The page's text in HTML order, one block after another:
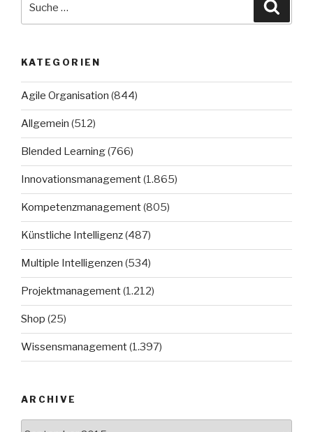
KATEGORIEN
Agile Organisation (844)
Allgemein (512)
Blended Learning(766)
Innovationsmanagement(1.865)
Kompetenzmanagement(805)
Künstliche Intelligenz(487)
Multiple Intelligenzen (534)
Projektmanagement(1.212)
Shop (25)
Wissensmanagement(1.397)
ARCHIVE